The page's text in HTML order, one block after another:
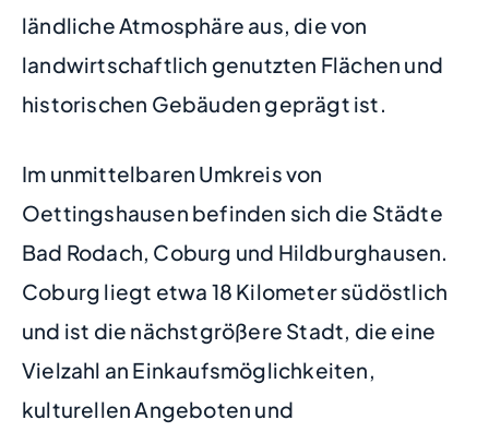
ländliche Atmosphäre aus, die von
landwirtschaftlich genutzten Flächen und
historischen Gebäuden geprägt ist.
Im unmittelbaren Umkreis von
Oettingshausen befinden sich die Städte
Bad Rodach, Coburg und Hildburghausen.
Coburg liegt etwa 18 Kilometer südöstlich
und ist die nächstgrößere Stadt, die eine
Vielzahl an Einkaufsmöglichkeiten,
kulturellen Angeboten und